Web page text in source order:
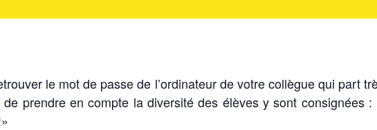
le mot de passe de l’ordinateur de votre collègue qui part
prendre en compte la diversité des élèves y sont consignées